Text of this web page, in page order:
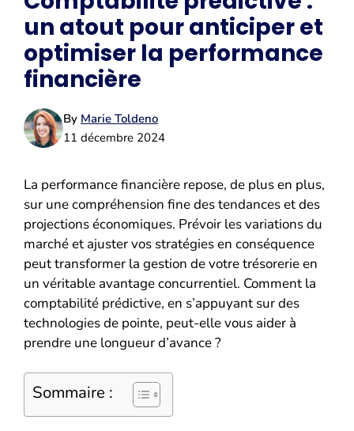
un atout pour anticiper et
optimiser la performance
financière
By Marie Toldeno
11 décembre 2024
La performance financière repose, de plus en plus,
sur une compréhension fine des tendances et des
projections économiques. Prévoir les variations du
marché et ajuster vos stratégies en conséquence
peut transformer la gestion de votre trésorerie en
un véritable avantage concurrentiel. Comment la
comptabilité prédictive, en s’appuyant sur des
technologies de pointe, peut-elle vous aider à
prendre une longueur d’avance ?
Sommaire :